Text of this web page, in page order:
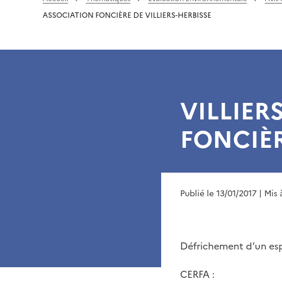
ASSOCIATION FONCIÈRE DE VILLIERS-HERBISSE
Publié le 13/01/2017 | Mis
Défrichement d’un
CERFA :